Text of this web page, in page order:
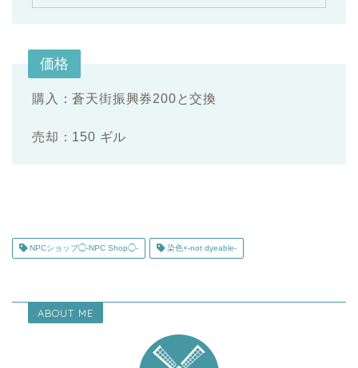
価格
購入：蒼天街振興券200と交換
売却：150 ギル
NPCショップ◯-NPC Shop◯- 染色×-not dyeable-
ABOUT ME